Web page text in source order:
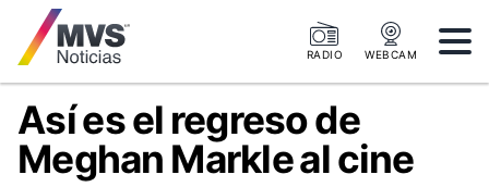
RADIO WEBCAM
Así es el regreso de
Meghan Markle al cine